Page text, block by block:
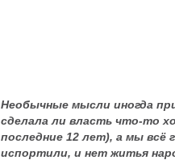
Необычные мысли иногда
сделала ли власть что-то
последние 12 лет), а мы всё
испортили, и нет житья